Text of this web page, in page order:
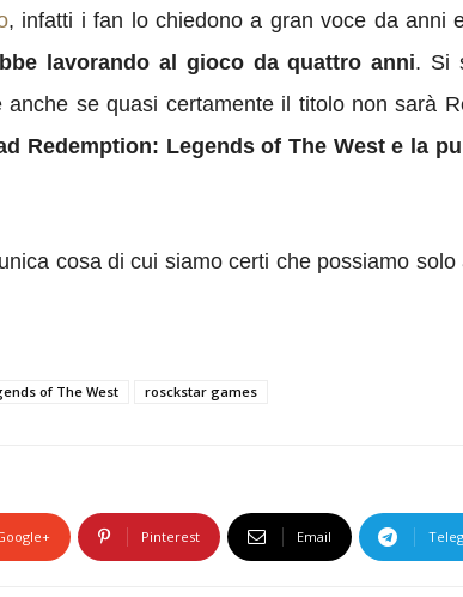
, infatti i fan lo chiedono a gran voce da anni
lavorando al gioco da quattro anni. Si
se quasi certamente il titolo non sarà
Redemption: Legends of The West e la
cosa di cui siamo certi che possiamo solo
of The West rosckstar games
Pinterest Email